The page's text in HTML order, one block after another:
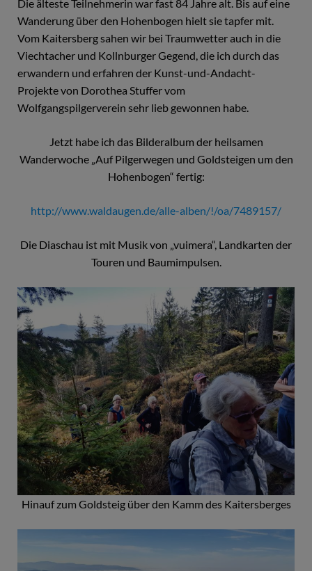
Die älteste Teilnehmerin war fast 84 Jahre alt. Bis auf eine
Wanderung über den Hohenbogen hielt sie tapfer mit.
Vom Kaitersberg sahen wir bei Traumwetter auch in die
Viechtacher und Kollnburger Gegend, die ich durch das
erwandern und erfahren der Kunst-und-Andacht-
Projekte von Dorothea Stuffer vom
Wolfgangspilgerverein sehr lieb gewonnen habe.
Jetzt habe ich das Bilderalbum der heilsamen
Wanderwoche „Auf Pilgerwegen und Goldsteigen um den
Hohenbogen“ fertig:
http://www.waldaugen.de/alle-alben/!/oa/7489157/
Die Diaschau ist mit Musik von „vuimera“, Landkarten der
Touren und Baumimpulsen.
Hinauf zum Goldsteig über den Kamm des Kaitersberges